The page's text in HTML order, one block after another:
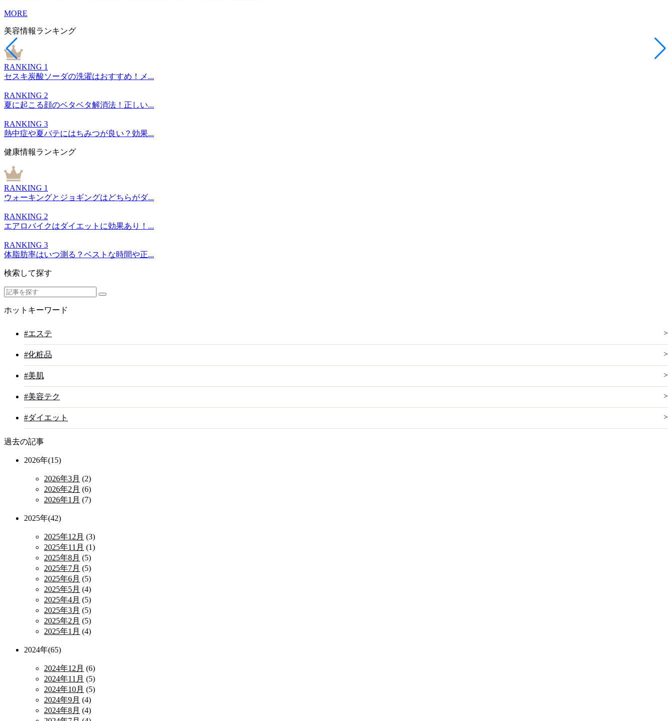
MORE
美容情報ランキング
RANKING 1
セスキ炭酸ソーダの洗濯はおすすめ！メ...
RANKING 2
夏に起こる顔のベタベタ解消法！正しい...
RANKING 3
熱中症や夏バテにはちみつが良い？効果...
健康情報ランキング
RANKING 1
ウォーキングとジョギングはどちらがダ...
RANKING 2
エアロバイクはダイエットに効果あり！...
RANKING 3
体脂肪率はいつ測る？ベストな時間や正...
検索して探す
ホットキーワード
#エステ
#化粧品
#美肌
#美容テク
#ダイエット
過去の記事
2026年(15)
2026年3月 (2)
2026年2月 (6)
2026年1月 (7)
2025年(42)
2025年12月 (3)
2025年11月 (1)
2025年8月 (5)
2025年7月 (5)
2025年6月 (5)
2025年5月 (4)
2025年4月 (5)
2025年3月 (5)
2025年2月 (5)
2025年1月 (4)
2024年(65)
2024年12月 (6)
2024年11月 (5)
2024年10月 (5)
2024年9月 (4)
2024年8月 (4)